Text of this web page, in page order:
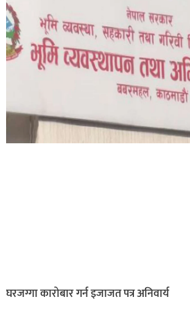
घरजग्गा कारोबार गर्न इजाजत पत्र अनिवार्य